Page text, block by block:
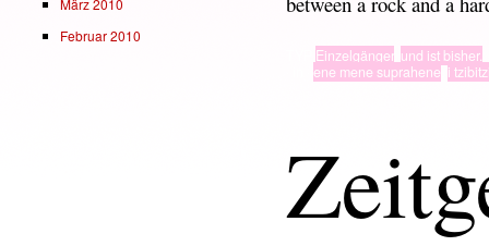
Einzelgänger, und ist bisher.
ene mene suprahene i
Februar 2010